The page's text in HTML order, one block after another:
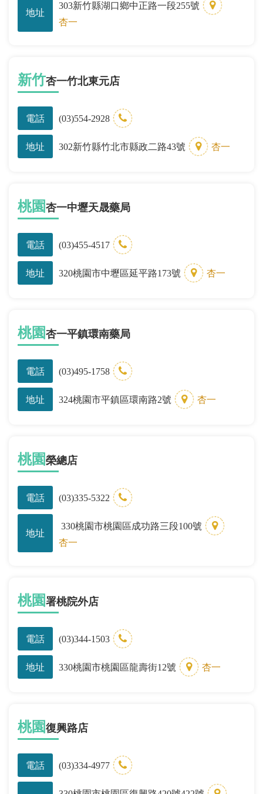
地址
303新竹縣湖口鄉中正路一段255號
杏一
新竹杏一竹北東元店
電話 (03)554-2928
地址 302新竹縣竹北市縣政二路43號 杏一
桃園杏一中壢天晟藥局
電話 (03)455-4517
地址 320桃園市中壢區延平路173號 杏一
桃園杏一平鎮環南藥局
電話 (03)495-1758
地址 324桃園市平鎮區環南路2號 杏一
桃園榮總店
電話 (03)335-5322
地址
330桃園市桃園區成功路三段100號
杏一
桃園署桃院外店
電話 (03)344-1503
地址 330桃園市桃園區龍壽街12號 杏一
桃園復興路店
電話 (03)334-4977